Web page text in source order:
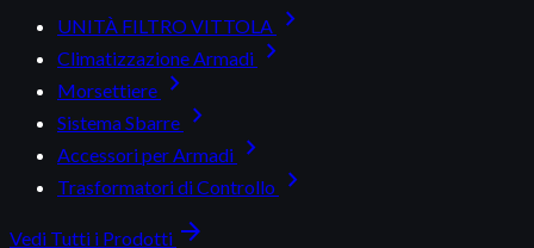
UNITÀ FILTRO VITTOLA chevron_right
Climatizzazione Armadi chevron_right
Morsettiere chevron_right
Sistema Sbarre chevron_right
Accessori per Armadi chevron_right
Trasformatori di Controllo chevron_right
Vedi Tutti i Prodotti arrow_forward